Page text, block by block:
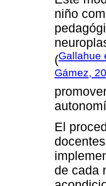
niño
(Gallahue
Gámez,
El
de cada